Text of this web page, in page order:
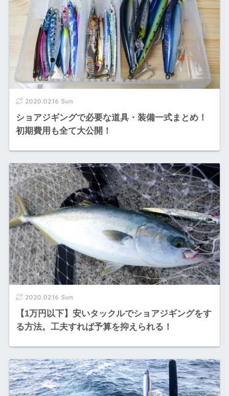
2020.02.16 Sun
ショアジギングで必要な道具・装備一式まとめ！
初期費用も全て大公開！
2020.02.16 Sun
【1万円以下】安いタックルでショアジギングをす
る方法。工夫すれば予算を抑えられる！